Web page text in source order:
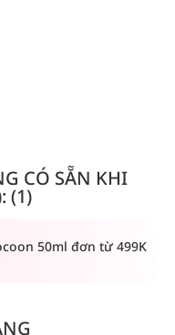
CÓ SẴN KHI
(1)
50ml đơn từ 499K